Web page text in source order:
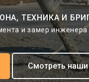
ТЕХНИКА И
и замер инженера
Смотреть